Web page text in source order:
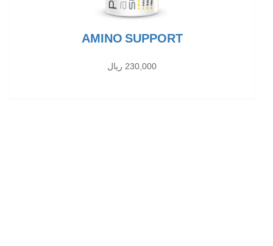
AMINO SUPPORT
230,000 ریال